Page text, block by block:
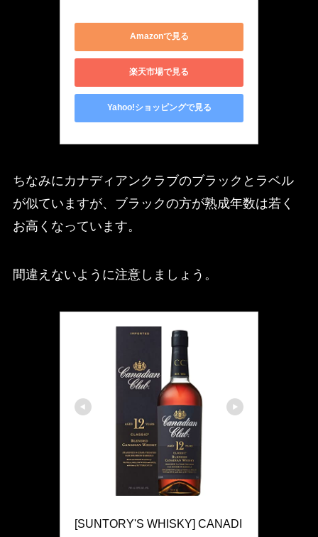
Amazonで見る
楽天市場で見る
Yahoo!ショッピングで見る
ちなみにカナディアンクラブのブラックとラベル
が似ていますが、ブラックの方が熟成年数は若く
お高くなっています。
間違えないように注意しましょう。
[SUNTORY'S WHISKY] CANADI